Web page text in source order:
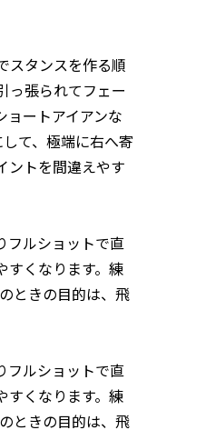
スタンスを作る順
っ張られてフェー
ョートアイアンな
て、極端に右へ寄
ントを間違えやす
フルショットで直
すくなります。練
ときの目的は、飛
フルショットで直
すくなります。練
ときの目的は、飛